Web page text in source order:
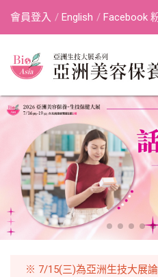
會員登入 English Facebook
※ 7/15(三)為亞洲生技大展